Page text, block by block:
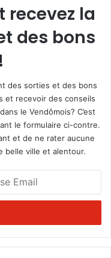
recevez la
des bons
des sorties et des bons
et recevoir des conseils
le Vendômois? C’est
le formulaire ci-contre.
et de ne rater aucune
belle ville et alentour.